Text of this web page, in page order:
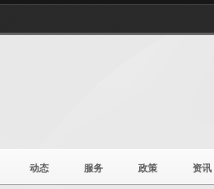
动态 服务 政策 资讯